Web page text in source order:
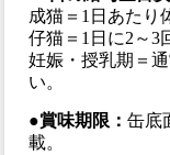
成猫＝1日あたり
仔猫＝1日に2～3
妊娠・授乳期＝
い。
●賞味期限：缶底
載。